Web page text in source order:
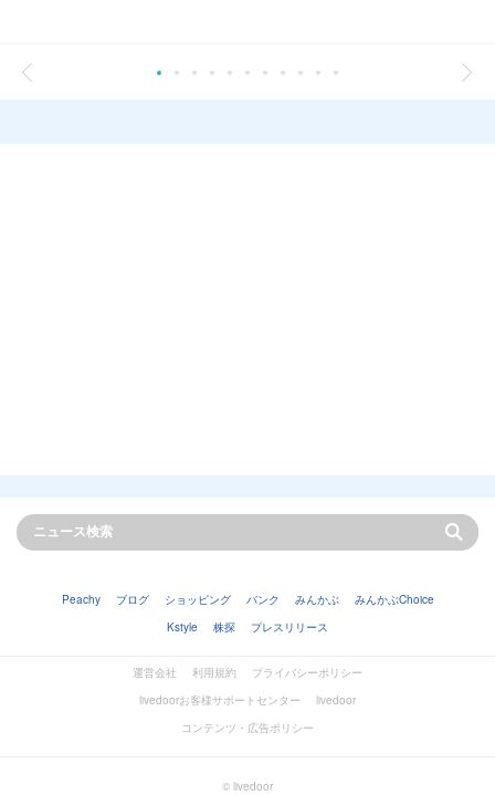
Peachy ブログ ショッピング バンク みんかぶ
みんかぶChoice
Kstyle
株探 プレスリリース
運営会社 利用規約
プライバシーポリシー
livedoorお客様サポートセンター
livedoor
コンテンツ・広告ポリシー
© livedoor